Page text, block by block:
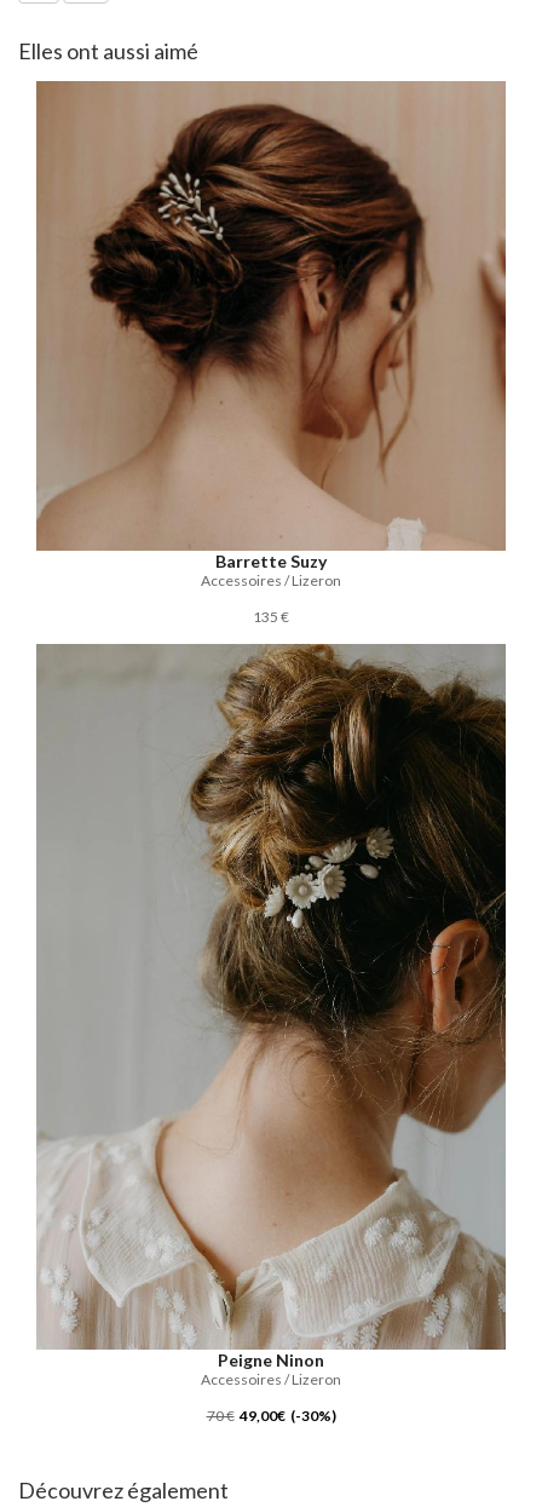
Elles ont aussi aimé
Barrette Suzy
Accessoires / Lizeron
135 €
Peigne Ninon
Accessoires / Lizeron
70 € 49,00€ (-30%)
Découvrez également